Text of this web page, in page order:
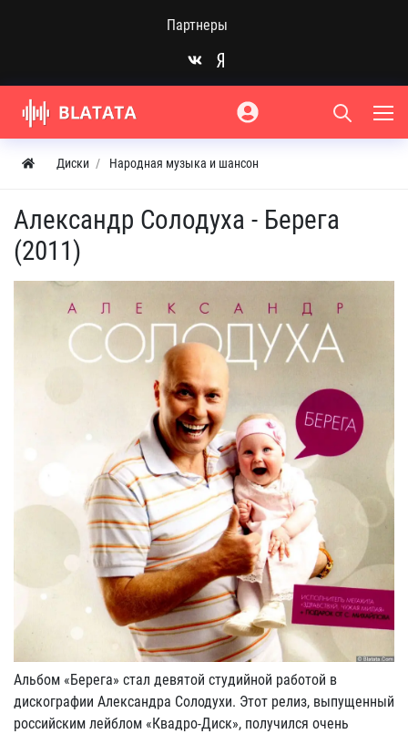
Партнеры
Диски Народная музыка и шансон
Александр Солодуха - Берега
(2011)
Альбом «Берега» стал девятой студийной работой в
дискографии Александра Солодухи. Этот релиз, выпущенный
российским лейблом «Квадро-Диск», получился очень